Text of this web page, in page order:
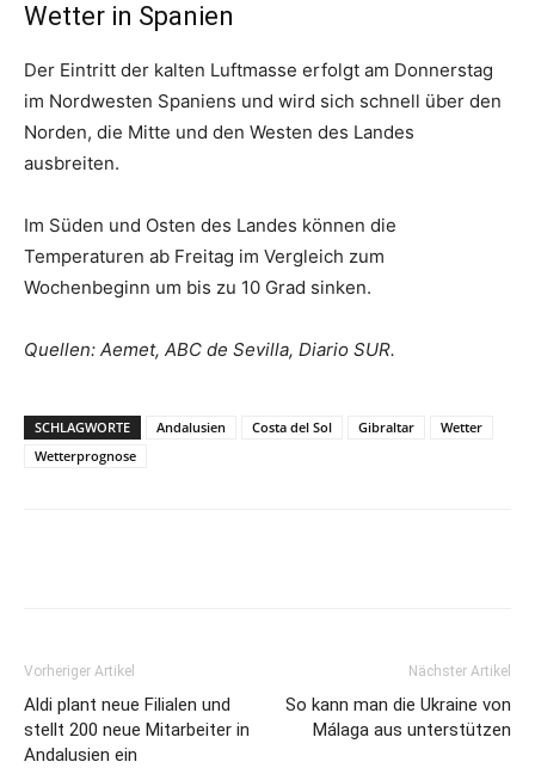
Wetter in Spanien
Der Eintritt der kalten Luftmasse erfolgt am Donnerstag
im Nordwesten Spaniens und wird sich schnell über den
Norden, die Mitte und den Westen des Landes
ausbreiten.
Im Süden und Osten des Landes können die
Temperaturen ab Freitag im Vergleich zum
Wochenbeginn um bis zu 10 Grad sinken.
Quellen: Aemet, ABC de Sevilla, Diario SUR.
SCHLAGWORTE Andalusien Costa del Sol Gibraltar
Wetter
Wetterprognose
Vorheriger Artikel
Aldi plant neue Filialen und
stellt 200 neue Mitarbeiter in
Andalusien ein
Nächster Artikel
So kann man die Ukraine von
Málaga aus unterstützen